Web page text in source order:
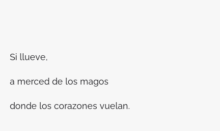
Si llueve,
a merced de los magos
donde los corazones vuelan.